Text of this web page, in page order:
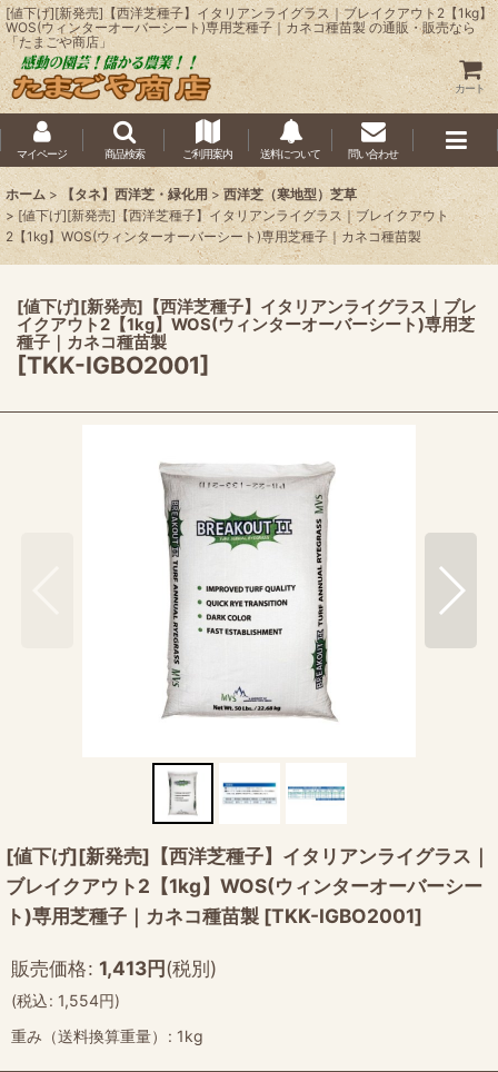
[値下げ][新発売]【西洋芝種子】イタリアンライグラス｜ブレイクアウト2【1kg】
WOS(ウィンターオーバーシート)専用芝種子｜カネコ種苗製 の通販・販売なら
「たまごや商店」
カート
マイページ 商品検索 ご利用案内 送料について 問い合わせ
ホーム > 【タネ】西洋芝・緑化用 > 西洋芝（寒地型）芝草
> [値下げ][新発売]【西洋芝種子】イタリアンライグラス｜ブレイクアウト
2【1kg】WOS(ウィンターオーバーシート)専用芝種子｜カネコ種苗製
[値下げ][新発売]【西洋芝種子】イタリアンライグラス｜ブレ
イクアウト2【1kg】WOS(ウィンターオーバーシート)専用芝
種子｜カネコ種苗製
[TKK-IGBO2001]
[値下げ][新発売]【西洋芝種子】イタリアンライグラス｜
ブレイクアウト2【1kg】WOS(ウィンターオーバーシー
ト)専用芝種子｜カネコ種苗製 [TKK-IGBO2001]
販売価格: 1,413円(税別)
(税込: 1,554円)
重み（送料換算重量）
: 1kg